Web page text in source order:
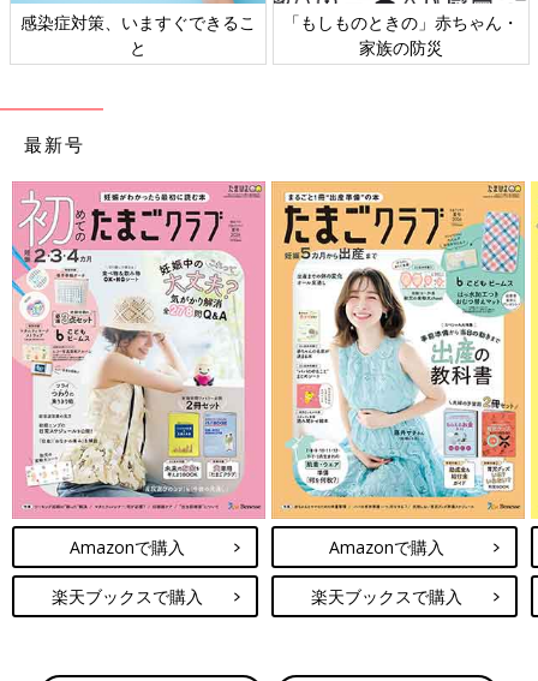
ーー以前に比べ、お歳暮をはじめギフト全般の贈りかたに変化は
『家でゆっくり選べたから』『ポイントが溜まるから』というも
の。ギフトに限らない傾向だと思いますが、通販サイトをうまく
活用して購入する方が多いようです。
逆に、通販を利用しない理由は、『包装が大事』『熨斗が必
要』『地元で買えるものがよい』などの声があがります。現在で
は通販サイトでも包装紙や熨斗がつくところが増えているため、
お歳暮やギフトを通販サイトで贈る方は今後も増加すると思われ
ます。特産品を扱っているところもありますので、サイトを比較
検討してみるのがオススメです」（青野）
ーーお歳暮の人気商品でおもしろいトピックスはありますか？
「『たまひよの内祝い』は出産内祝いがメインのため、個別包装
のお菓子が多いんですが、年々これをお歳暮として利用される方
が増えています。さまざまな家族構成にあわせて、余っても困ら
ないような配慮をされて贈りたいという需要が高まっているのを
感じます」(『たまひよの内祝い』ギフト担当 青野)
感染症対策、いますぐできるこ
と
「もしものときの」赤ちゃん・
家族の防災
最新号
Amazonで購入
楽天ブックスで購入
Amazonで購入
楽天ブックスで購入